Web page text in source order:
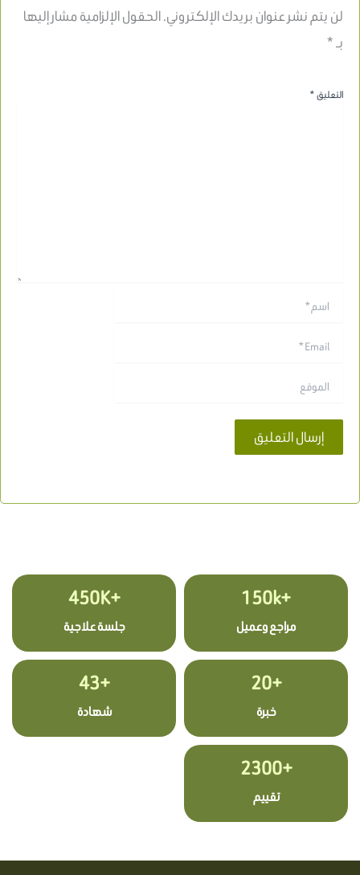
لن يتم نشر عنوان بريدك الإلكتروني.الحقول الإلزامية مشار إليها
بـ*
التعليق*
+150k
مراجع وعميل
+450K
جلسة علاجية
+20
خبرة
+43
شهادة
+2300
تقييم